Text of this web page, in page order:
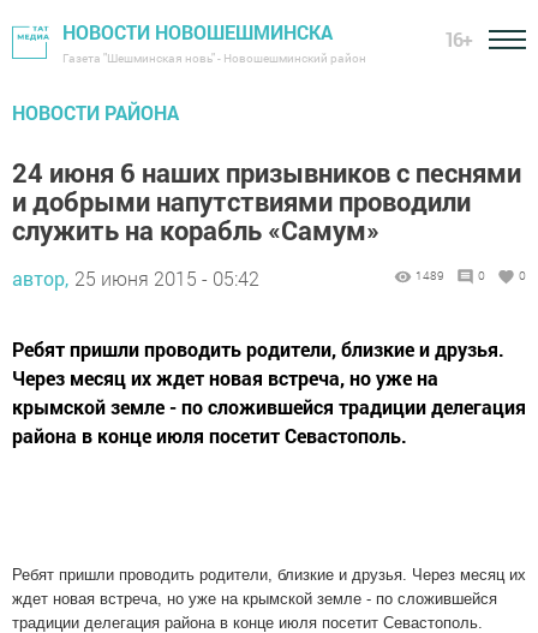
НОВОСТИ НОВОШЕШМИНСКА
Газета "Шешминская новь" - Новошешминский район
16+
НОВОСТИ РАЙОНА
24 июня 6 наших призывников с песнями
и добрыми напутствиями проводили
служить на корабль «Самум»
автор, 25 июня 2015 - 05:42 1489 0 0
Ребят пришли проводить родители, близкие и друзья.
Через месяц их ждет новая встреча, но уже на
крымской земле - по сложившейся традиции делегация
района в конце июля посетит Севастополь.
Ребят пришли проводить родители, близкие и друзья. Через месяц их
ждет новая встреча, но уже на крымской земле - по сложившейся
традиции делегация района в конце июля посетит Севастополь.